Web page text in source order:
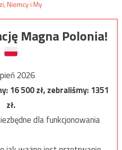
Magna Polonia!
2026
16 500zł, zebraliśmy:1351
zł.
dla funkcjonowania